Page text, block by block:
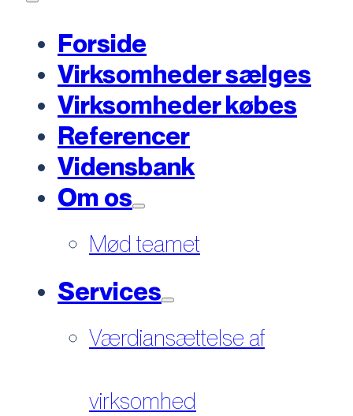
Forside
Virksomheder sælges
Virksomheder købes
Referencer
Vidensbank
Om os
Mød teamet
Services
Værdiansættelse af
virksomhed